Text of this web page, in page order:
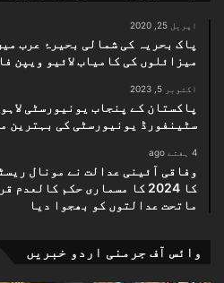
اپریل 25, 2020
پاک بحریہ کی شمالی بحیرۂ عرب
میزائلوں کی کامیاب لائیو ویپن
اکتوبر 5, 2023
پاکستان کے پنجاب یونیورسٹی
سٹینفورڈ یونیورسٹی کی بہترین
4 ہفتے ago
وفاقی آئینی عدالت نے مونال
کا 2024 کا مسماری حکم
ماتحت عدالتوں کو بھجوا دیا
وائس آف جرمنی اردو خبریں